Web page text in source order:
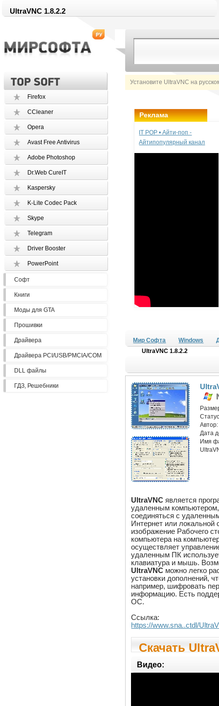
UltraVNC 1.8.2.2
Установите UltraVNC на
Firefox
CCleaner
Opera
Avast Free Antivirus
Adobe Photoshop
Dr.Web CureIT
Kaspersky
K-Lite Codec Pack
Skype
Telegram
Driver Booster
PowerPoint
Софт
Книги
Моды для GTA
Прошивки
Драйвера
Драйвера PCI/USB/PMCIA/COM
DLL файлы
ГДЗ, Решебники
Реклама
IT POP • Айти-поп -
Айтипопулярный канал
Мир Софта Windows
UltraVNC 1.8.2.2
Дата
Имя
UltraVNC является
удаленным
соединяться с
Интернет или локальной
изображение Рабочего
компьютера на
осуществляет
удаленным ПК
клавиатура и мышь.
UltraVNC можно легко
установки дополнений,
например, шифровать
информацию. Есть
ОС.
Ссылка:
https://www.sna..ctdl/
Скачать
Видео: